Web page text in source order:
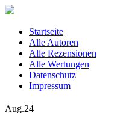
Startseite
Alle Autoren
Alle Rezensionen
Alle Wertungen
Datenschutz
Impressum
Aug.24